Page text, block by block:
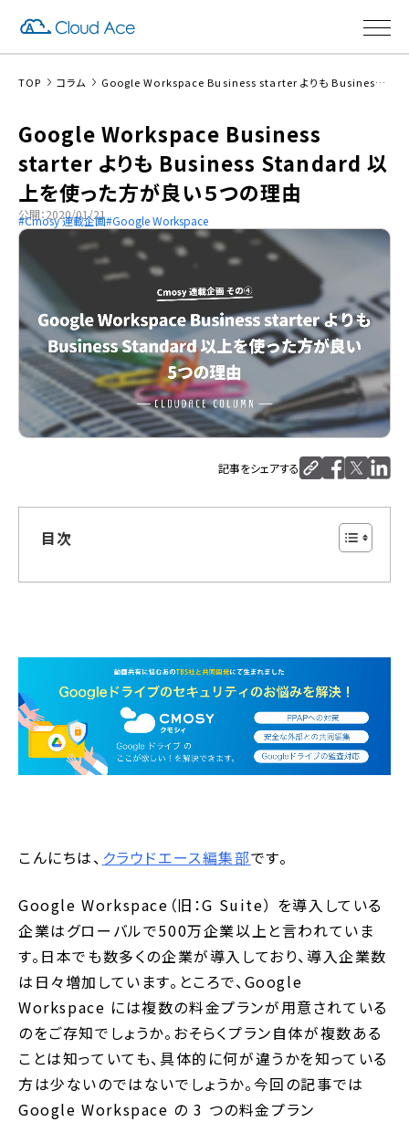
TOP コラム Google Workspace Business starter よりも Business Standard 以上を使った方が良い５つの理由
Google Workspace Business
starter よりも Business Standard 以
上を使った方が良い５つの理由
公開：2020/01/21
Cmosy 連載企画 Google Workspace
記事をシェアする
目次
こんにちは、 クラウドエース編集部です。
Google Workspace（旧：G Suite） を導入している
企業はグローバルで500万企業以上と言われていま
す。日本でも数多くの企業が導入しており、導入企業数
は日々増加しています。ところで、Google
Workspace には複数の料金プランが用意されている
のをご存知でしょうか。おそらくプラン自体が複数ある
ことは知っていても、具体的に何が違うかを知っている
方は少ないのではないでしょうか。今回の記事では
Google Workspace の 3 つの料金プラン